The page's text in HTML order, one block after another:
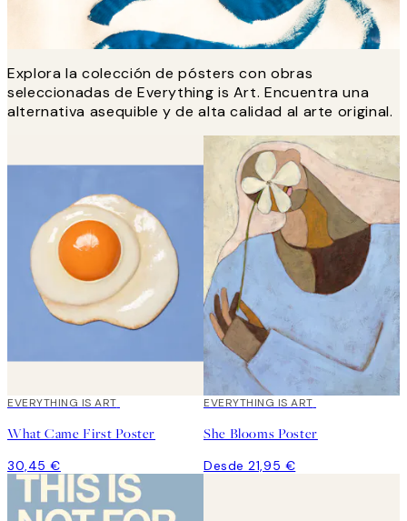
Explora la colección de pósters con obras
seleccionadas de Everything is Art. Encuentra una
alternativa asequible y de alta calidad al arte original.
EVERYTHING IS ART
What Came First Poster
30,45 €
EVERYTHING IS ART
She Blooms Poster
Desde 21,95 €